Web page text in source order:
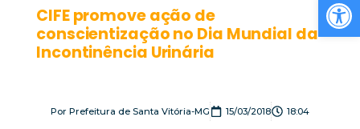
CIFE promove ação de
conscientização no Dia Mundial da
Incontinência Urinária
Por Prefeitura de Santa Vitória-MG 15/03/2018 18:04